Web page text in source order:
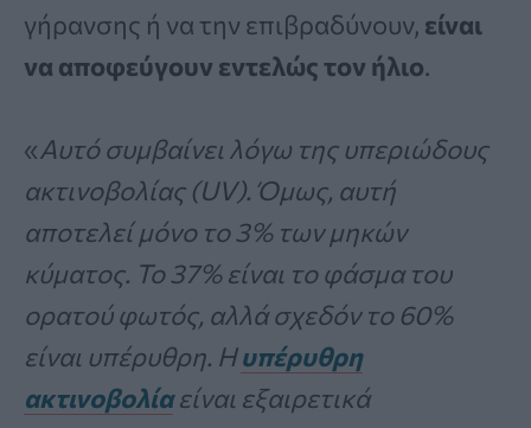
γήρανσης ή να την επιβραδύνουν, είναι
να αποφεύγουν εντελώς τον ήλιο.
«Αυτό συμβαίνει λόγω της υπεριώδους
ακτινοβολίας (UV). Όμως, αυτή
αποτελεί μόνο το 3% των μηκών
κύματος. Το 37% είναι το φάσμα του
ορατού φωτός, αλλά σχεδόν το 60%
είναι υπέρυθρη. Ηυπέρυθρη
ακτινοβολίαείναι εξαιρετικά